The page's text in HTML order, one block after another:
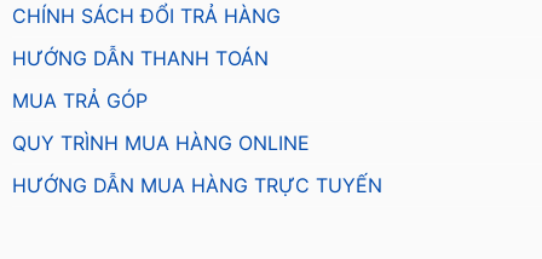
CHÍNH SÁCH ĐỔI TRẢ HÀNG
HƯỚNG DẪN THANH TOÁN
MUA TRẢ GÓP
QUY TRÌNH MUA HÀNG ONLINE
HƯỚNG DẪN MUA HÀNG TRỰC TUYẾN